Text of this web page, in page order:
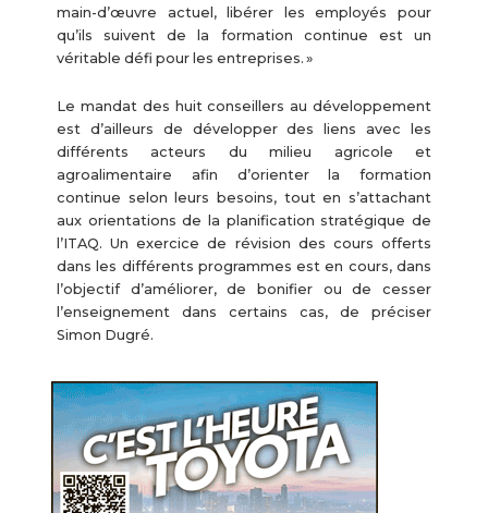
main-d’œuvre actuel, libérer les employés pour
qu’ils suivent de la formation continue est un
véritable défi pour les entreprises. »
Le mandat des huit conseillers au développement
est d’ailleurs de développer des liens avec les
différents acteurs du milieu agricole et
agroalimentaire afin d’orienter la formation
continue selon leurs besoins, tout en s’attachant
aux orientations de la planification stratégique de
l’ITAQ. Un exercice de révision des cours offerts
dans les différents programmes est en cours, dans
l’objectif d’améliorer, de bonifier ou de cesser
l’enseignement dans certains cas, de préciser
Simon Dugré.